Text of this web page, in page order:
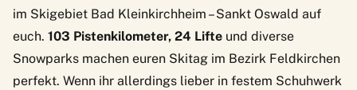
im Skigebiet Bad Kleinkirchheim – Sankt Oswald auf
euch. 103 Pistenkilometer, 24 Lifte und diverse
Snowparks machen euren Skitag im Bezirk Feldkirchen
perfekt. Wenn ihr allerdings lieber in festem Schuhwerk